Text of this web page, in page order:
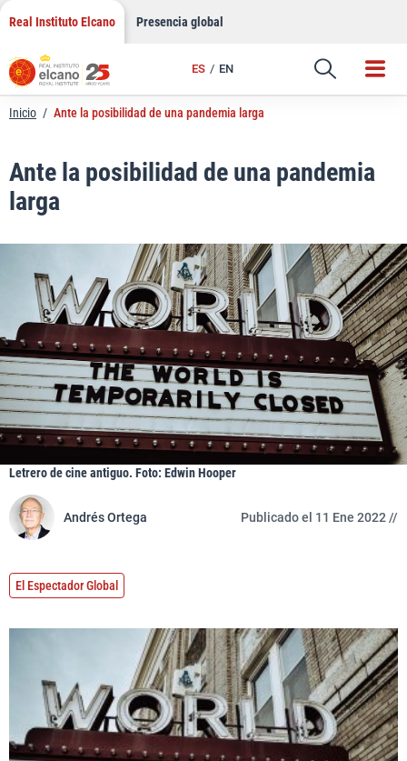
Saltar
contenido
Real Instituto Elcano Presencia global
ES EN
Enlace
Inicio / Ante la posibilidad de una pandemia larga
Ante la posibilidad de una pandemia
larga
Letrero de cine antiguo. Foto: Edwin Hooper
Andrés Ortega Publicado el 11 Ene 2022 //
El Espectador Global